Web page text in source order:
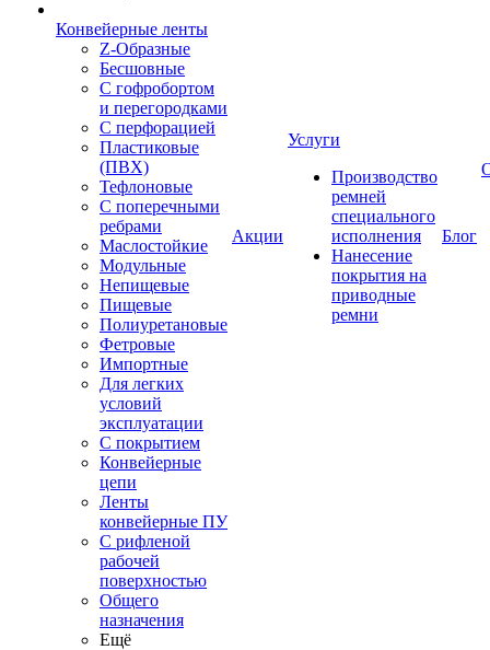
Конвейерные ленты
Z-Образные
Бесшовные
С гофробортом
и перегородками
С перфорацией
Пластиковые
(ПВХ)
Тефлоновые
С поперечными
ребрами
Маслостойкие
Модульные
Непищевые
Пищевые
Полиуретановые
Фетровые
Импортные
Для легких
условий
эксплуатации
С покрытием
Конвейерные
цепи
Ленты
конвейерные ПУ
С рифленой
рабочей
поверхностью
Общего
назначения
Ещё
Акции
Услуги
Производство
ремней
специального
исполнения
Нанесение
покрытия на
приводные
ремни
Блог